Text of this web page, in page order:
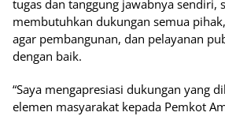
tugas dan tanggung jawabnya sendiri,
membutuhkan dukungan semua pihak,
agar pembangunan, dan pelayanan
dengan baik.
“Saya mengapresiasi dukungan yang
elemen masyarakat kepada Pemkot